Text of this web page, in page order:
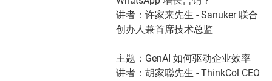
讲者：许家来先生 - Sanuker 联合
创办人兼首席技术总监
主题：GenAI 如何驱动企业效率
讲者：胡家聪先生 - ThinkCol CEO